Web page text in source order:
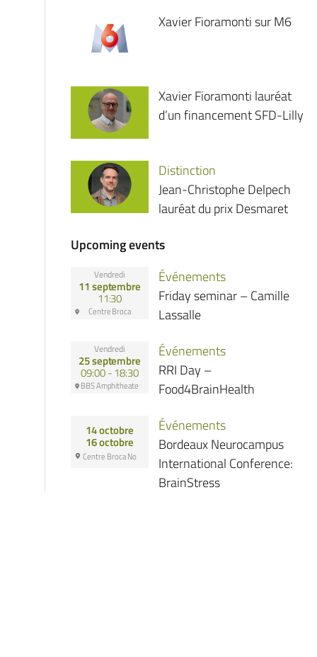
Xavier Fioramonti sur M6
Xavier Fioramonti lauréat
d’un financement SFD-Lilly
Distinction
Jean-Christophe Delpech
lauréat du prix Desmaret
Upcoming events
Vendredi
11 septembre
11:30
Centre Broca
Événements
Friday seminar – Camille
Lassalle
Vendredi
25 septembre
09:00 - 18:30
BBS Amphitheate
Événements
RRI Day –
Food4BrainHealth
14 octobre
16 octobre
Centre Broca No
Événements
Bordeaux Neurocampus
International Conference:
BrainStress